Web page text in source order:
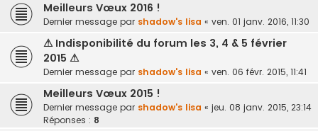
Meilleurs Vœux 2016 !
Dernier message par shadow's lisa « ven. 01 janv. 2016, 11:30
⚠ Indisponibilité du forum les 3, 4 & 5 février
2015 ⚠
Dernier message par shadow's lisa « ven. 06 févr. 2015, 11:41
Meilleurs Vœux 2015 !
Dernier message par shadow's lisa « jeu. 08 janv. 2015, 23:14
Réponses : 8